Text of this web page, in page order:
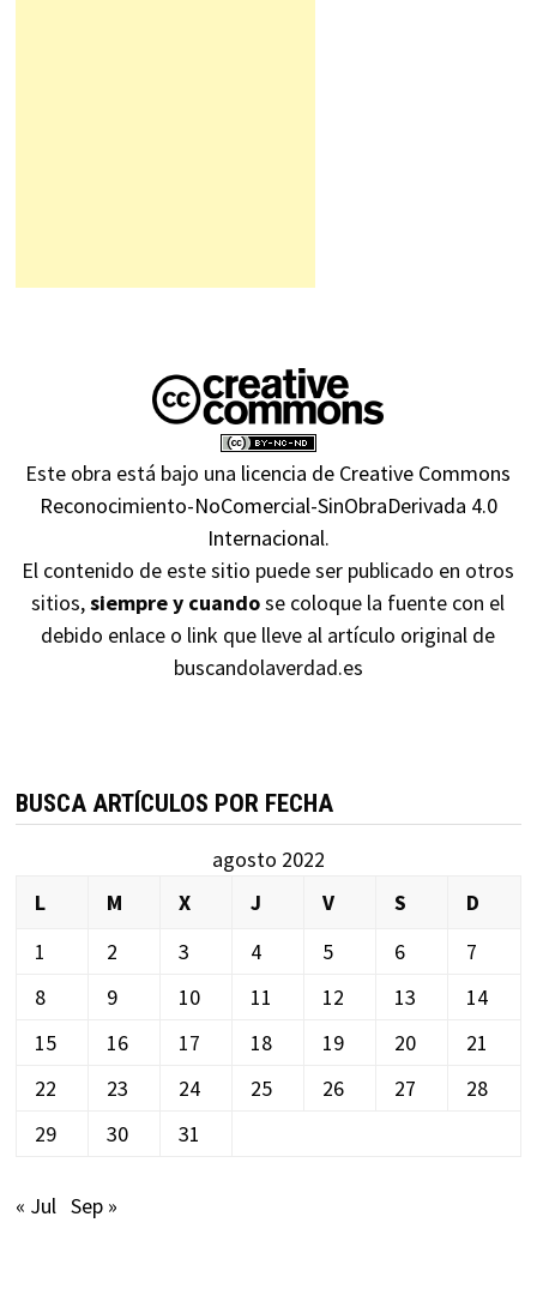
Este obra está bajo una licencia de Creative Commons
Reconocimiento-NoComercial-SinObraDerivada 4.0
Internacional.
El contenido de este sitio puede ser publicado en otros
sitios,siempre y cuandose coloque la fuente con el
debido enlace o link que lleve al artículo original de
buscandolaverdad.es
BUSCA ARTÍCULOS POR FECHA
agosto 2022
L
M X J V S
D
1
2 3 4 5 6
7
8
9 10 11 12 13
14
15
16 17 18 19 20
21
22
23 24 25 26 27
28
29
30 31
« Jul Sep »